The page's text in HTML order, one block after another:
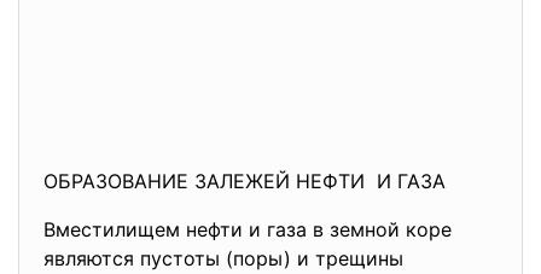
ОБРАЗОВАНИЕ ЗАЛЕЖЕЙ НЕФТИ И ГАЗА
Вместилищем нефти и газа в земной коре
являются пустоты (поры) и трещины